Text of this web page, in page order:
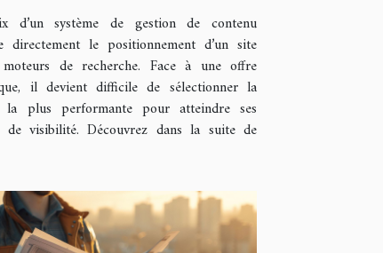
?
d’un système de gestion de contenu
directement le positionnement d’un site
de recherche. Face à une offre
il devient difficile de sélectionner la
la plus performante pour atteindre ses
de visibilité. Découvrez dans la suite de